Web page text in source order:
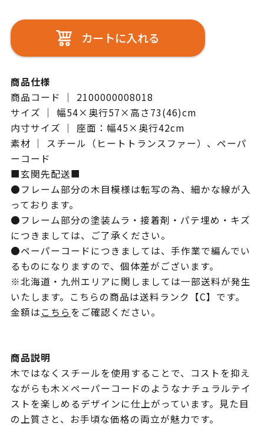
カートに入れる
商品仕様
商品コード ｜ 2100000008018
サイズ ｜ 幅54×奥行57×高さ73(46)cm
内寸サイズ ｜ 座面：幅45×奥行42cm
素材 ｜ スチール（ヒートトランスファー）、ペーパ
ーコード
■玄関先配送■
●フレーム部分の木目模様は転写の為、細かな線が入
っております。
●フレーム部分の塗装ムラ・接着剤・パテ埋め・キズ
につきましては、ご了承ください。
●ペーパーコードにつきましては、手作業で編んでい
るものになりますので、個体差がございます。
※北海道・九州エリアに関しましては一部送料が発生
いたします。こちらの商品は送料ランク【C】です。
金額はこちらをご確認ください。
商品説明
木ではなくスチールを使用することで、コストを抑え
ながらも木×ペーパーコードのようなナチュラルテイ
ストを楽しめるデザインに仕上がっています。見た目
の上質さと、お手頃な価格の両立が魅力です。